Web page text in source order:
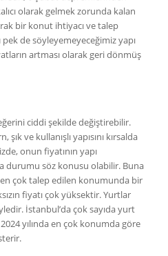
olarak gelmek zorunda kalan
bir konut ihtiyacı ve talep
de söyleyemeyeceğimiz yapı
artması olarak geri dönmüş
ciddi şekilde değiştirebilir.
ve kullanışlı yapısını kırsalda
onun fiyatının yapı
durumu söz konusu olabilir. Buna
en çok talep edilen konumunda bir
fiyatı çok yüksektir. Yurtlar
İstanbul’da çok sayıda yurt
yılında en çok konumda göre